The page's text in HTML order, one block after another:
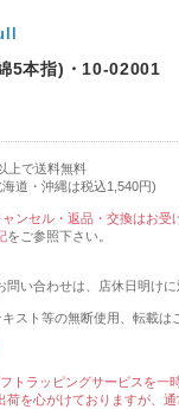
5本指)・10-02001
上で送料無料
道・沖縄は税込1,540円)
ンセル・返品・交換はお受
をご参照下さい。
い合わせは、店休日明けに
スト等の無断使用、転載は
トラッピングサービスを一
荷を心がけておりますが、